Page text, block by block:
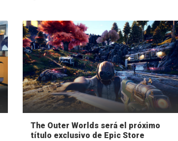
The Outer Worlds será el próximo
título exclusivo de Epic Store